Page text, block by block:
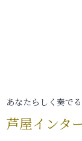
あなたらしく奏で
芦屋インタ